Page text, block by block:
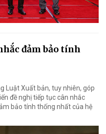
đảm bảo tính
Luật Xuất bản, tuy nhiên, góp
đề nghị tiếp tục cân nhắc
bảo tính thống nhất của hệ